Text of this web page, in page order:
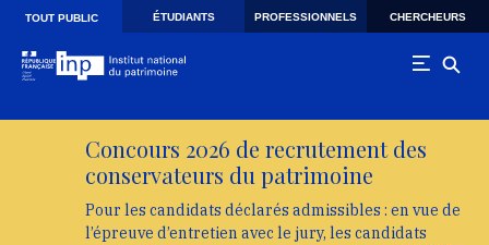
Skip to main navigation
Aller au contenu principal
TOUT PUBLIC ÉTUDIANTS PROFESSIONNELS CHERCHEURS
Concours 2026 de recrutement des
conservateurs du patrimoine
Pour les candidats déclarés admissibles : en vue de
l’épreuve d’entretien avec le jury, les candidats